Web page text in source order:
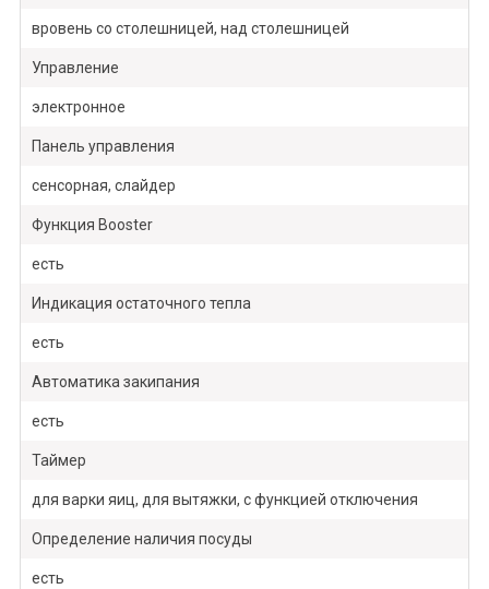
вровень со столешницей, над столешницей
Управление
электронное
Панель управления
сенсорная, слайдер
Функция Booster
есть
Индикация остаточного тепла
есть
Автоматика закипания
есть
Таймер
для варки яиц, для вытяжки, с функцией отключения
Определение наличия посуды
есть